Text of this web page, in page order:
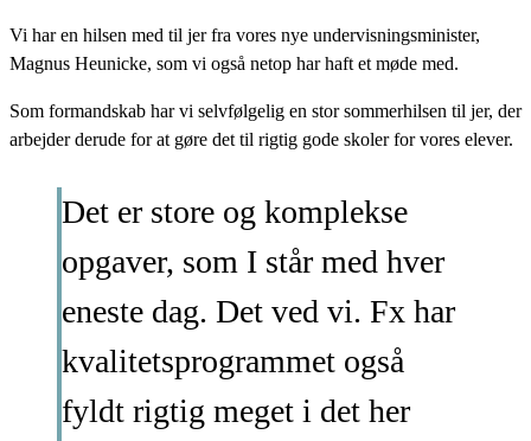
Vi har en hilsen med til jer fra vores nye undervisningsminister,
Magnus Heunicke, som vi også netop har haft et møde med.
Som formandskab har vi selvfølgelig en stor sommerhilsen til jer, der
arbejder derude for at gøre det til rigtig gode skoler for vores elever.
Det er store og komplekse
opgaver, som I står med hver
eneste dag. Det ved vi. Fx har
kvalitetsprogrammet også
fyldt rigtig meget i det her